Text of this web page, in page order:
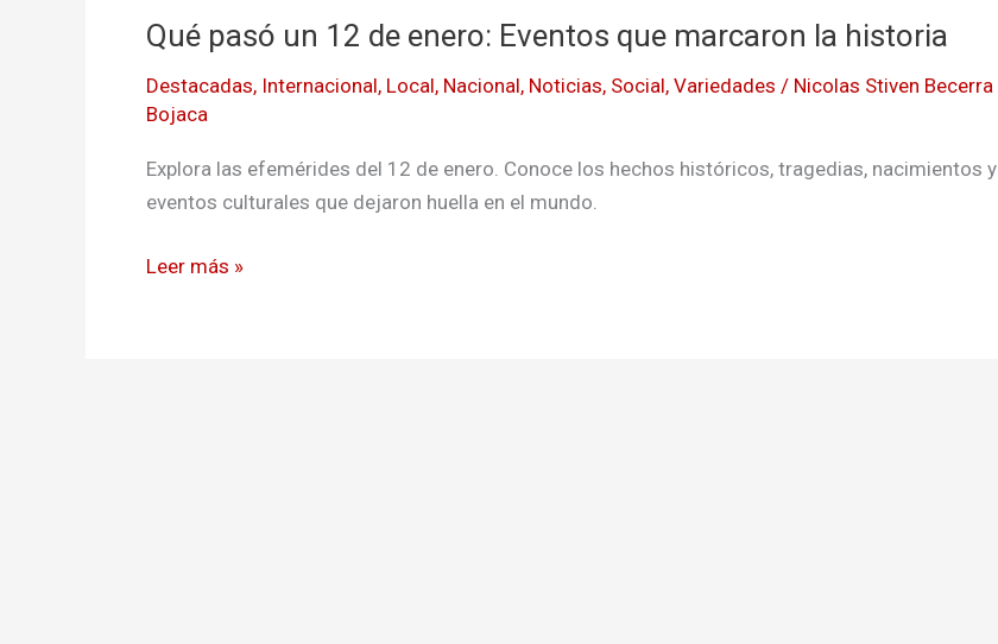
Qué pasó un 12 de enero: Eventos que marcaron la historia
Destacadas, Internacional, Local, Nacional, Noticias, Social, Variedades / Nicolas Stiven Becerra
Bojaca
Explora las efemérides del 12 de enero. Conoce los hechos históricos, tragedias, nacimientos y
eventos culturales que dejaron huella en el mundo.
un
de
Eventos
que
la
Leer más »